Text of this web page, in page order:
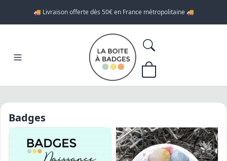
🚚 Livraison offerte dès 50€ en France métropolitaine 🚚
Badges